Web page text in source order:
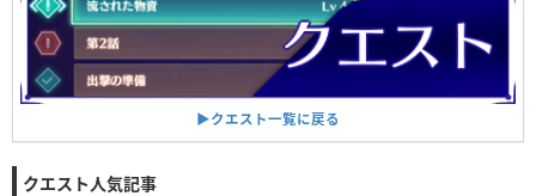
▶︎クエスト一覧に戻る
クエスト人気記事